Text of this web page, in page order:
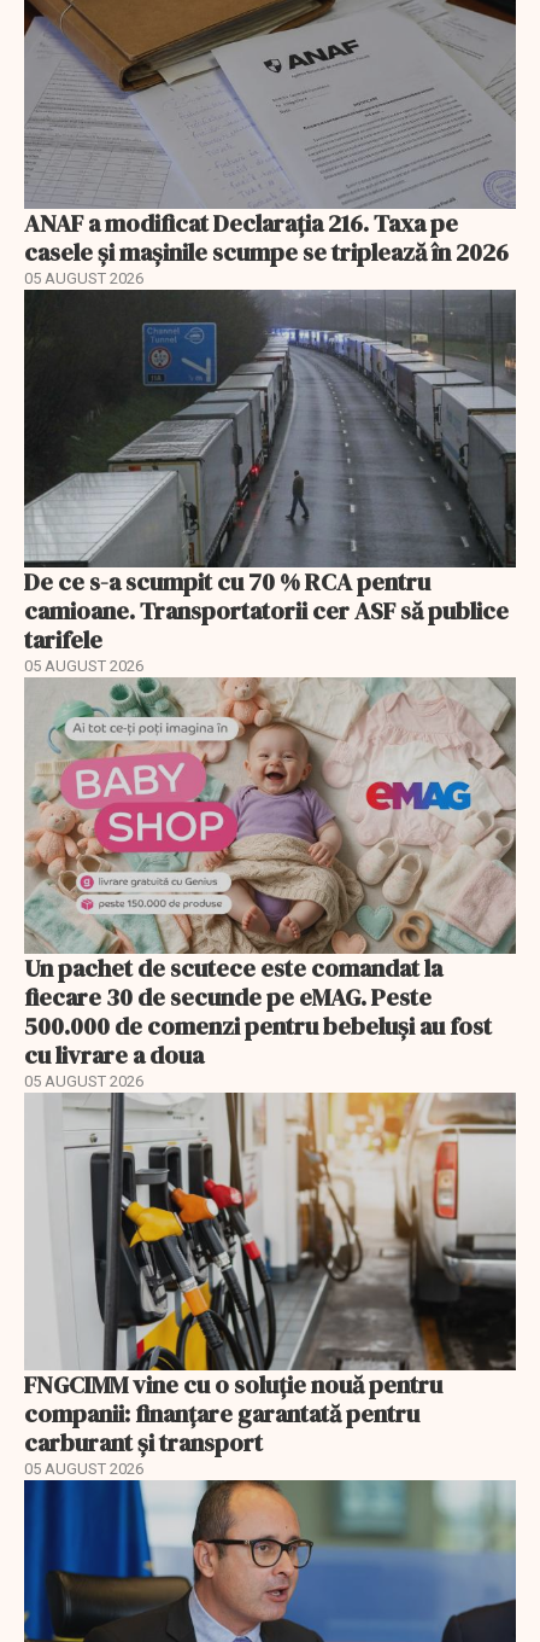
ANAF a modificat Declarația 216. Taxa pe
casele și mașinile scumpe se triplează în 2026
05 AUGUST 2026
De ce s-a scumpit cu 70 % RCA pentru
camioane. Transportatorii cer ASF să publice
tarifele
05 AUGUST 2026
Un pachet de scutece este comandat la
fiecare 30 de secunde pe eMAG. Peste
500.000 de comenzi pentru bebeluși au fost
cu livrare a doua
05 AUGUST 2026
FNGCIMM vine cu o soluție nouă pentru
companii: finanțare garantată pentru
carburant și transport
05 AUGUST 2026